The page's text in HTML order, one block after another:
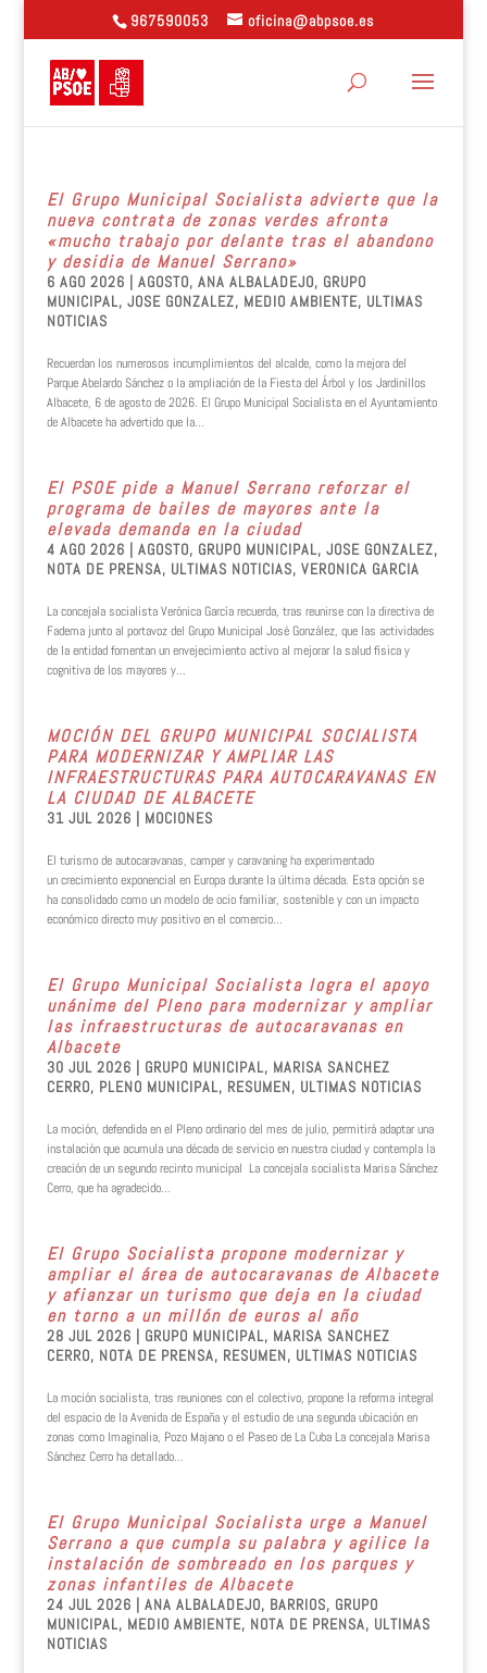
967590053 oficina@abpsoe.es
El Grupo Municipal Socialista advierte que la
nueva contrata de zonas verdes afronta
«mucho trabajo por delante tras el abandono
y desidia de Manuel Serrano»
6 AGO 2026 | AGOSTO, ANA ALBALADEJO, GRUPO
MUNICIPAL, JOSE GONZALEZ, MEDIO AMBIENTE, ULTIMAS
NOTICIAS
Recuerdan los numerosos incumplimientos del alcalde, como la mejora del
Parque Abelardo Sánchez o la ampliación de la Fiesta del Árbol y los Jardinillos
Albacete, 6 de agosto de 2026. El Grupo Municipal Socialista en el Ayuntamiento
de Albacete ha advertido que la...
El PSOE pide a Manuel Serrano reforzar el
programa de bailes de mayores ante la
elevada demanda en la ciudad
4 AGO 2026 | AGOSTO, GRUPO MUNICIPAL, JOSE GONZALEZ,
NOTA DE PRENSA, ULTIMAS NOTICIAS, VERONICA GARCIA
La concejala socialista Verónica García recuerda, tras reunirse con la directiva de
Fadema junto al portavoz del Grupo Municipal José González, que las actividades
de la entidad fomentan un envejecimiento activo al mejorar la salud física y
cognitiva de los mayores y...
MOCIÓN DEL GRUPO MUNICIPAL SOCIALISTA
PARA MODERNIZAR Y AMPLIAR LAS
INFRAESTRUCTURAS PARA AUTOCARAVANAS EN
LA CIUDAD DE ALBACETE
31 JUL 2026 | MOCIONES
El turismo de autocaravanas, camper y caravaning ha experimentado
un crecimiento exponencial en Europa durante la última década. Esta opción se
ha consolidado como un modelo de ocio familiar, sostenible y con un impacto
económico directo muy positivo en el comercio...
El Grupo Municipal Socialista logra el apoyo
unánime del Pleno para modernizar y ampliar
las infraestructuras de autocaravanas en
Albacete
30 JUL 2026 | GRUPO MUNICIPAL, MARISA SANCHEZ
CERRO, PLENO MUNICIPAL, RESUMEN, ULTIMAS NOTICIAS
La moción, defendida en el Pleno ordinario del mes de julio, permitirá adaptar una
instalación que acumula una década de servicio en nuestra ciudad y contempla la
creación de un segundo recinto municipal La concejala socialista Marisa Sánchez
Cerro, que ha agradecido...
El Grupo Socialista propone modernizar y
ampliar el área de autocaravanas de Albacete
y afianzar un turismo que deja en la ciudad
en torno a un millón de euros al año
28 JUL 2026 | GRUPO MUNICIPAL, MARISA SANCHEZ
CERRO, NOTA DE PRENSA, RESUMEN, ULTIMAS NOTICIAS
La moción socialista, tras reuniones con el colectivo, propone la reforma integral
del espacio de la Avenida de España y el estudio de una segunda ubicación en
zonas como Imaginalia, Pozo Majano o el Paseo de La Cuba La concejala Marisa
Sánchez Cerro ha detallado...
El Grupo Municipal Socialista urge a Manuel
Serrano a que cumpla su palabra y agilice la
instalación de sombreado en los parques y
zonas infantiles de Albacete
24 JUL 2026 | ANA ALBALADEJO, BARRIOS, GRUPO
MUNICIPAL, MEDIO AMBIENTE, NOTA DE PRENSA, ULTIMAS
NOTICIAS